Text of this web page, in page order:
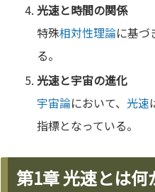
光速と時間の関係
特殊相対性理論に基づ
る。
光速と宇宙の進化
宇宙論において、 光速
指標となっている。
第1章 光速とは